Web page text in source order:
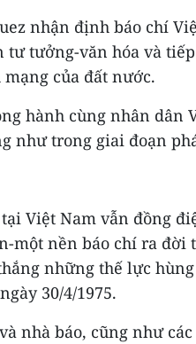
nhận định báo chí
tưởng-văn hóa và
của đất nước.
hành cùng nhân dân
như trong giai đoạn
tại Việt Nam vẫn đồng
một nền báo chí ra
những thế lực
30/4/1975.
nhà báo, cũng như